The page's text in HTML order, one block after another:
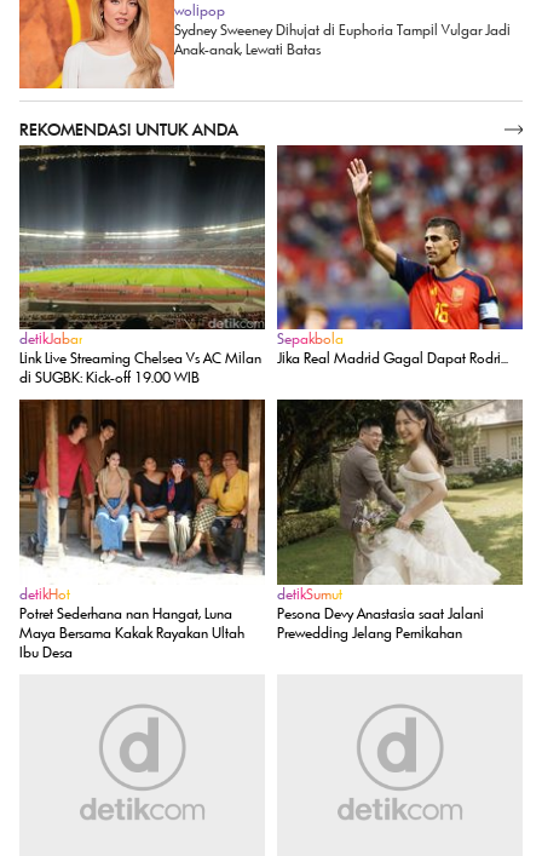
wolipop
Sydney Sweeney Dihujat di Euphoria Tampil Vulgar Jadi
Anak-anak, Lewati Batas
REKOMENDASI UNTUK ANDA
detikJabar
Link Live Streaming Chelsea Vs AC Milan
di SUGBK: Kick-off 19.00 WIB
Sepakbola
Jika Real Madrid Gagal Dapat Rodri...
detikHot
Potret Sederhana nan Hangat, Luna
Maya Bersama Kakak Rayakan Ultah
Ibu Desa
detikSumut
Pesona Devy Anastasia saat Jalani
Prewedding Jelang Pernikahan